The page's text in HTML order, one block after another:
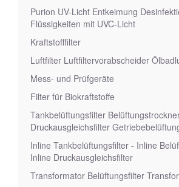
Purion UV-Licht Entkeimung
Flüssigkeiten mit UVC-Licht
Kraftstofffilter
Luftfilter Luftfiltervorabscheider
Mess- und Prüfgeräte
Filter für Biokraftstoffe
Tankbelüftungsfilter
Druckausgleichsfilter
Inline Tankbelüftungsfilter - Inline
Inline Druckausgleichsfilter
Transformator Belüftungsfilter